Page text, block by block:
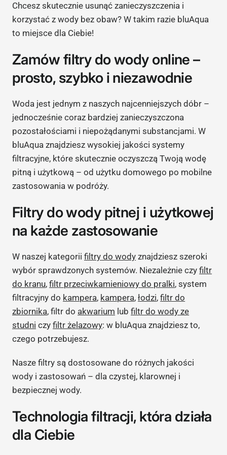
Chcesz skutecznie usunąć zanieczyszczenia i
korzystać z wody bez obaw? W takim razie bluAqua
to miejsce dla Ciebie!
Zamów filtry do wody online –
prosto, szybko i niezawodnie
Woda jest jednym z naszych najcenniejszych dóbr –
jednocześnie coraz bardziej zanieczyszczona
pozostałościami i niepożądanymi substancjami. W
bluAqua znajdziesz wysokiej jakości systemy
filtracyjne, które skutecznie oczyszczą Twoją wodę
pitną i użytkową – od użytku domowego po mobilne
zastosowania w podróży.
Filtry do wody pitnej i użytkowej
na każde zastosowanie
W naszej kategoriifiltry do wody znajdziesz szeroki
wybór sprawdzonych systemów. Niezależnie czyfiltr
do kranu,filtr przeciwkamieniowy do pralki, system
filtracyjny do kampera, kampera,łodzi,filtr do
zbiornika, filtr do akwarium lubfiltr do wody ze
studni czyfiltr żelazowy: w bluAqua znajdziesz to,
czego potrzebujesz.
Nasze filtry są dostosowane do różnych jakości
wody i zastosowań – dla czystej, klarownej i
bezpiecznej wody.
Technologia filtracji, która działa
dla Ciebie